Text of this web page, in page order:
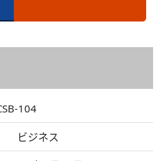
104
ビジネス